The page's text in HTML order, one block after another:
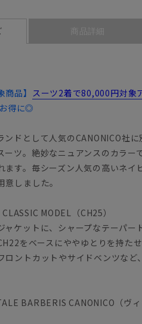
商品詳細
品】 スーツ2着で80,000円対象
お得に◎
ンドとして人気のCANONICO社
ーツ。絶妙なニュアンスのカラー
ます。毎シーズン人気の高いネイ
しました。
MODEL（CH25）
ャケットに、シャープなテーパー
をベースにややゆとりを持た
ロントカットやサイドベンツな
BARBERIS CANONICO（ヴ